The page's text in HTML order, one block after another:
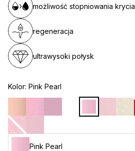
możliwość stopniowania krycia
regeneracja
ultrawysoki połysk
Kolor: Pink Pearl
Pink Pearl